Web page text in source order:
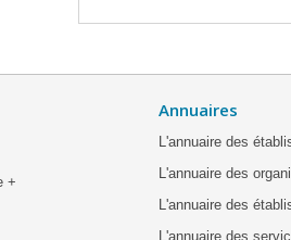
+
Annuaires
L'annuaire des
L'annuaire des
L'annuaire des
L'annuaire des